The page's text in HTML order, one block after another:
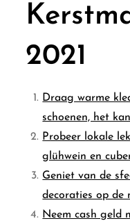
2021
Draag warme
schoenen, het
Probeer lokale
glühwein en
Geniet van de
decoraties op de
Neem cash geld